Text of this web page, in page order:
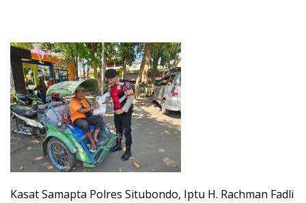
Kasat Samapta Polres Situbondo, Iptu H. Rachman Fadli